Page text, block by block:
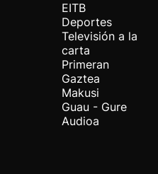
EITB
Deportes
Televisión a la
carta
Primeran
Gaztea
Makusi
Guau - Gure
Audioa